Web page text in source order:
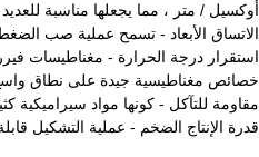
أوكسيل / متر ، مما يجعلها مناسبة
الاتساق الأبعاد - تسمح عملية صب الضغط
خصائص مغناطيسية جيدة على نطاق واسع
مقاومة للتآكل - كونها مواد سيراميكية
قدرة الإنتاج الضخم - عملية التشكيل